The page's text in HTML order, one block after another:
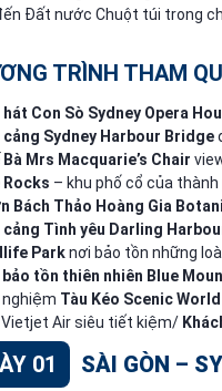
Đất nước Chuột túi trong
TRÌNH THAM
hát Con Sò Sydney Opera
cảng Sydney Harbour Bridge
Bà Mrs Macquarie’s Chair
Rocks – khu phố cổ của thành
Bách Thảo Hoàng Gia
cảng Tình yêu Darling
Parknơi bảo tồn những
bảo tồn thiên nhiên Blue
nghiệm Tàu Kéo Scenic World
Vietjet Air siêu tiết kiệm/
01 SÀI GÒN –